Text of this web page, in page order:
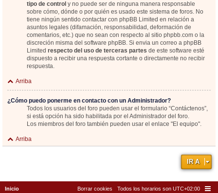
tipo de control y no puede ser de ninguna manera responsable
sobre cómo, dónde o por quién es usado este sistema de foros. No
tiene ningún sentido contactar con phpBB Limited en relación a
asuntos legales (difamación, responsabilidad, deformación de
comentarios, etc.) que no sean con respecto al sitio phpbb.com o la
discreción misma del software phpBB. Si envia un correo a phpBB
Limited respecto del uso de terceras partes de este software esté
dispuesto a recibir una respuesta cortante o directamente no recibir
respuesta.
Arriba
¿Cómo puedo ponerme en contacto con un Administrador?
Todos los usuarios del foro pueden usar el formulario “Contáctenos”,
si está opción ha sido habilitada por el Administrador del foro.
Los miembros del foro también pueden usar el enlace "El equipo".
Arriba
IR A
Inicio Todos los horarios son UTC+02:00
Borrar cookies